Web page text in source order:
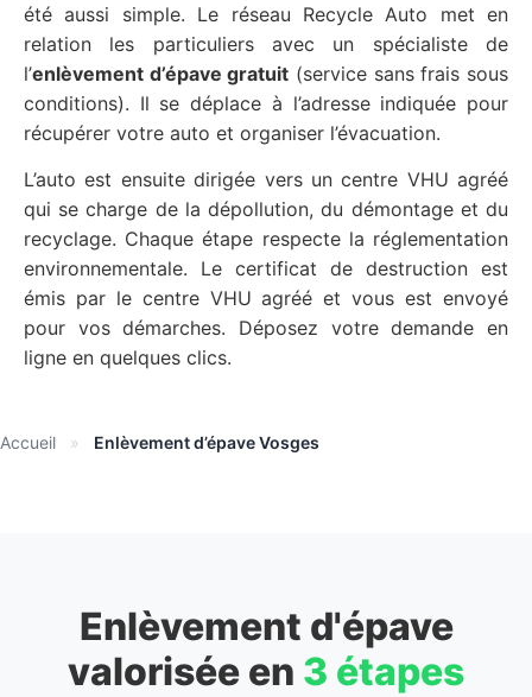
été aussi simple. Le réseau Recycle Auto met en
relation les particuliers avec un spécialiste de
l’enlèvement d’épave gratuit (service sans frais sous
conditions). Il se déplace à l’adresse indiquée pour
récupérer votre auto et organiser l’évacuation.
L’auto est ensuite dirigée vers un centre VHU agréé
qui se charge de la dépollution, du démontage et du
recyclage. Chaque étape respecte la réglementation
environnementale. Le certificat de destruction est
émis par le centre VHU agréé et vous est envoyé
pour vos démarches. Déposez votre demande en
ligne en quelques clics.
Accueil » Enlèvement d’épave Vosges
Enlèvement d'épave
valorisée en 3 étapes